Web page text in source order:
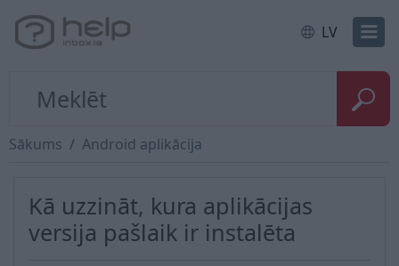
LV
Sākums Android aplikācija
Kā uzzināt, kura aplikācijas
versija pašlaik ir instalēta